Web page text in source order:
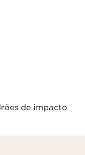
de impacto